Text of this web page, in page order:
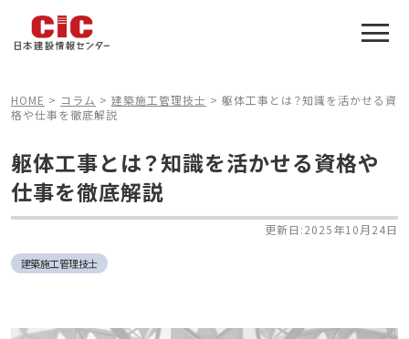
HOME > コラム > 建築施工管理技士 > 躯体工事とは？知識を活かせる資
格や仕事を徹底解説
躯体工事とは？知識を活かせる資格や
仕事を徹底解説
更新日:2025年10月24日
建築施工管理技士